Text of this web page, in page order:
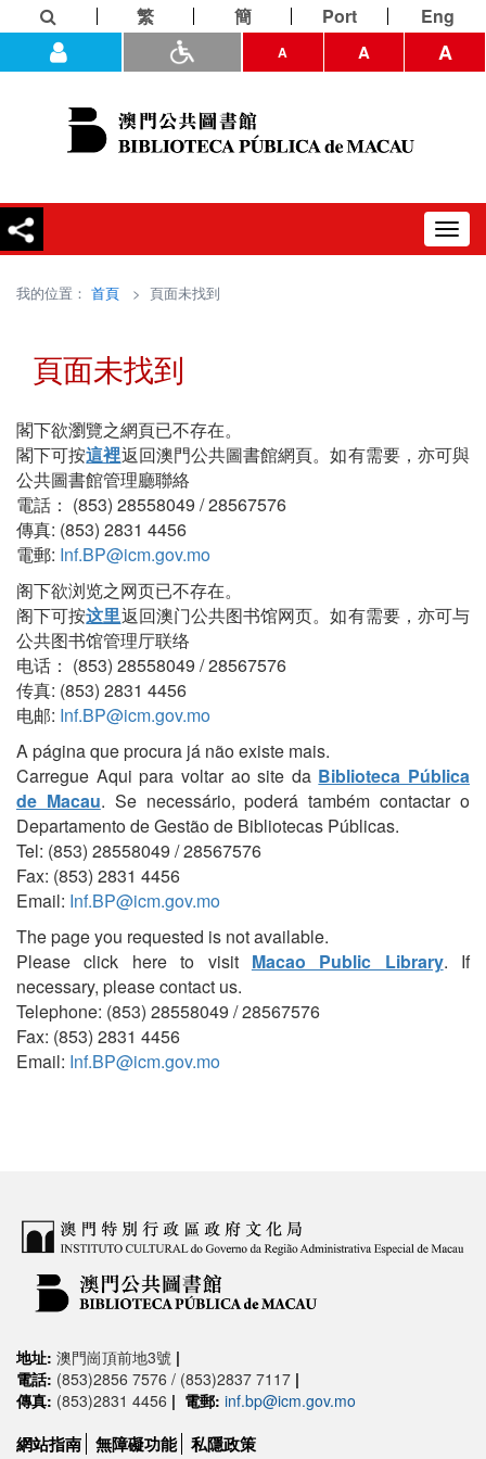
繁 簡 Port Eng
A A A
我的位置： 首頁 > 頁面未找到
頁面未找到
閣下欲瀏覽之網頁已不存在。
閣下可按這裡返回澳門公共圖書館網頁。如有需要，亦可與
公共圖書館管理廳聯絡
電話： (853) 28558049 / 28567576
傳真: (853) 2831 4456
電郵: Inf.BP@icm.gov.mo
阁下欲浏览之网页已不存在。
阁下可按这里返回澳门公共图书馆网页。如有需要，亦可与
公共图书馆管理厅联络
电话： (853) 28558049 / 28567576
传真: (853) 2831 4456
电邮: Inf.BP@icm.gov.mo
A página que procura já não existe mais.
Carregue Aqui para voltar ao site da Biblioteca Pública
de Macau. Se necessário, poderá também contactar o
Departamento de Gestão de Bibliotecas Públicas.
Tel: (853) 28558049 / 28567576
Fax: (853) 2831 4456
Email: Inf.BP@icm.gov.mo
The page you requested is not available.
Please click here to visit Macao Public Library. If
necessary, please contact us.
Telephone: (853) 28558049 / 28567576
Fax: (853) 2831 4456
Email: Inf.BP@icm.gov.mo
地址: 澳門崗頂前地3號 |
電話: (853)2856 7576 / (853)2837 7117 |
傳真: (853)2831 4456 | 電郵: inf.bp@icm.gov.mo
網站指南 無障礙功能 私隱政策